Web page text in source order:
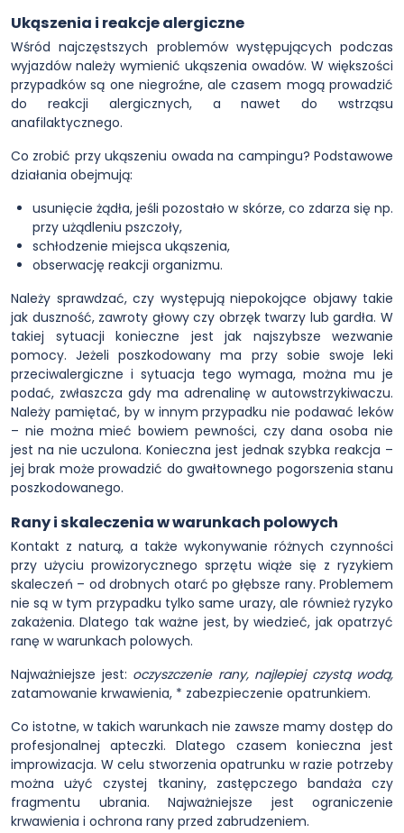
Ukąszenia i reakcje alergiczne
Wśród najczęstszych problemów występujących podczas
wyjazdów należy wymienić ukąszenia owadów. W większości
przypadków są one niegroźne, ale czasem mogą prowadzić
do reakcji alergicznych, a nawet do wstrząsu
anafilaktycznego.
Co zrobić przy ukąszeniu owada na campingu? Podstawowe
działania obejmują:
usunięcie żądła, jeśli pozostało w skórze, co zdarza się np.
przy użądleniu pszczoły,
schłodzenie miejsca ukąszenia,
obserwację reakcji organizmu.
Należy sprawdzać, czy występują niepokojące objawy takie
jak duszność, zawroty głowy czy obrzęk twarzy lub gardła. W
takiej sytuacji konieczne jest jak najszybsze wezwanie
pomocy. Jeżeli poszkodowany ma przy sobie swoje leki
przeciwalergiczne i sytuacja tego wymaga, można mu je
podać, zwłaszcza gdy ma adrenalinę w autowstrzykiwaczu.
Należy pamiętać, by w innym przypadku nie podawać leków
– nie można mieć bowiem pewności, czy dana osoba nie
jest na nie uczulona. Konieczna jest jednak szybka reakcja –
jej brak może prowadzić do gwałtownego pogorszenia stanu
poszkodowanego.
Rany i skaleczenia w warunkach polowych
Kontakt z naturą, a także wykonywanie różnych czynności
przy użyciu prowizorycznego sprzętu wiąże się z ryzykiem
skaleczeń – od drobnych otarć po głębsze rany. Problemem
nie są w tym przypadku tylko same urazy, ale również ryzyko
zakażenia. Dlatego tak ważne jest, by wiedzieć, jak opatrzyć
ranę w warunkach polowych.
Najważniejsze jest: oczyszczenie rany, najlepiej czystą wodą,
zatamowanie krwawienia, * zabezpieczenie opatrunkiem.
Co istotne, w takich warunkach nie zawsze mamy dostęp do
profesjonalnej apteczki. Dlatego czasem konieczna jest
improwizacja. W celu stworzenia opatrunku w razie potrzeby
można użyć czystej tkaniny, zastępczego bandaża czy
fragmentu ubrania. Najważniejsze jest ograniczenie
krwawienia i ochrona rany przed zabrudzeniem.